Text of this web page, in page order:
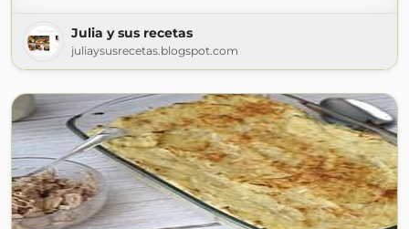
Julia y sus recetas
juliaysusrecetas.blogspot.com